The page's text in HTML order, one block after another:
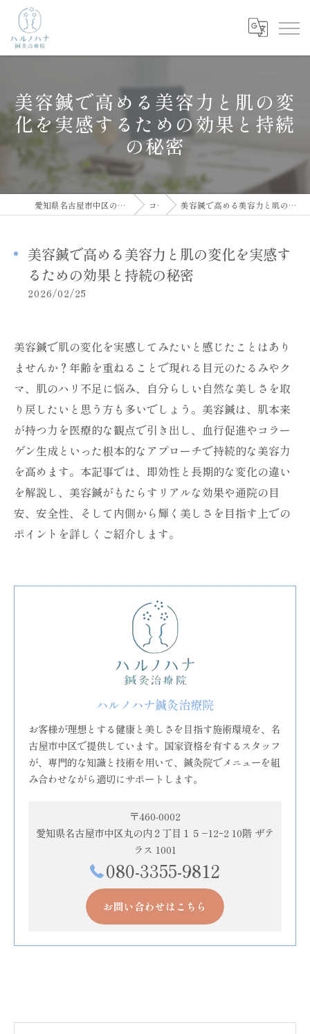
美容鍼で高める美容力と肌の変
化を実感するための効果と持続
の秘密
愛知県名古屋市中区の鍼灸院ならハルノハナ鍼灸治療院 コラム 美容鍼で高める美容力と肌の変化を実感するための効果と持続の秘密
美容鍼で高める美容力と肌の変化を実感す
るための効果と持続の秘密
2026/02/25
美容鍼で肌の変化を実感してみたいと感じたことはあり
ませんか？年齢を重ねることで現れる目元のたるみやク
マ、肌のハリ不足に悩み、自分らしい自然な美しさを取
り戻したいと思う方も多いでしょう。美容鍼は、肌本来
が持つ力を医療的な観点で引き出し、血行促進やコラー
ゲン生成といった根本的なアプローチで持続的な美容力
を高めます。本記事では、即効性と長期的な変化の違い
を解説し、美容鍼がもたらすリアルな効果や通院の目
安、安全性、そして内側から輝く美しさを目指す上での
ポイントを詳しくご紹介します。
ハルノハナ鍼灸治療院
お客様が理想とする健康と美しさを目指す施術環境を、名
古屋市中区で提供しています。国家資格を有するスタッフ
が、専門的な知識と技術を用いて、鍼灸院でメニューを組
み合わせながら適切にサポートします。
〒460-0002
愛知県名古屋市中区丸の内２丁目１５−12ｰ2 10階 ザテ
ラス 1001
080-3355-9812
お問い合わせはこちら